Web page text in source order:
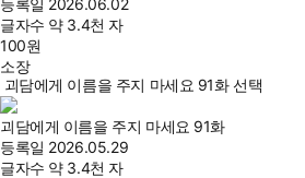
등록일 2026.06.02
글자수 약 3.4천 자
100원
소장
괴담에게 이름을 주지 마세요 91화 선택
괴담에게 이름을 주지 마세요 91화
등록일 2026.05.29
글자수 약 3.4천 자